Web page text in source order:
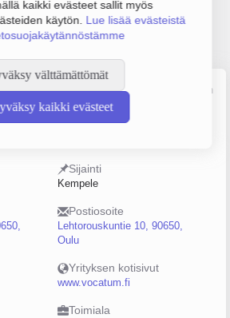
kaikki evästeet sallit myös
käytön. Lue lisää evästeistä
välttämättömät
kaikki evästeet
Päättäjätiedot
Lähde: YTJ, PRH, Traficom
Henkilöstömäärä
Sijainti
Kempele
Postiosoite
Lehtorouskuntie 10, 90650,
Oulu
Yrityksen kotisivut
www.vocatum.fi
Toimiala